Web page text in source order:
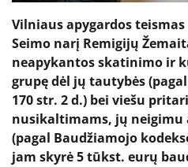
Vilniaus apygardos
Seimo narį Remigijų
neapykantos skatinimo ir
grupę dėl jų tautybės
170 str. 2 d.) bei viešu
nusikaltimams, jų
(pagal Baudžiamojo
jam skyrė 5 tūkst. eurų